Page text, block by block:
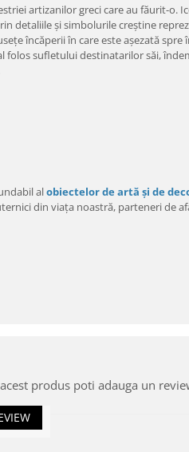
artizanilor greci care au făurit-o.
detaliile şi simbolurile creştine
încăperii în care este aşezată spre
folos sufletului destinatarilor săi,
alobiectelor de artă şi de
din viaţa noastră, parteneri de
produs poti adauga un